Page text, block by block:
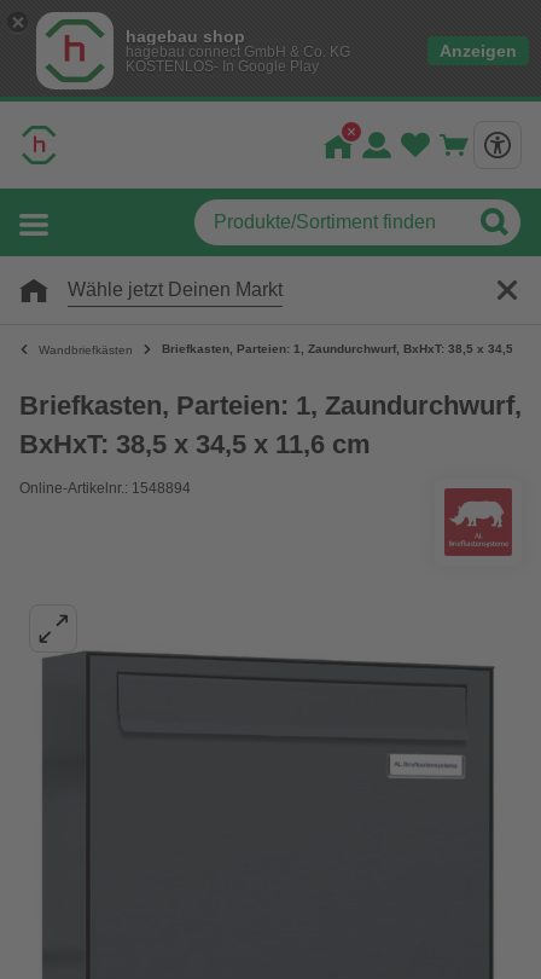
hagebau shop
hagebau connect GmbH & Co. KG
KOSTENLOS- In Google Play
Anzeigen
Wähle jetzt Deinen Markt
Wandbriefkästen Briefkasten, Parteien: 1, Zaundurchwurf, BxHxT: 38,5 x 34,5 x
Briefkasten, Parteien: 1, Zaundurchwurf,
BxHxT: 38,5 x 34,5 x 11,6 cm
Online-Artikelnr.: 1548894